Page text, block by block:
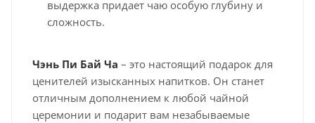
выдержка придает чаю особую глубину и
сложность.
Чэнь Пи Бай Ча – это настоящий подарок для
ценителей изысканных напитков. Он станет
отличным дополнением к любой чайной
церемонии и подарит вам незабываемые